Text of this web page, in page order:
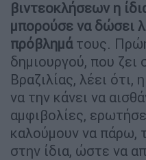
βιντεοκλήσεων η
μπορούσε να δώσει
πρόβλημάτους.
δημιουργού, που
Βραζιλίας, λέει ότι,
να την κάνει να
αμφιβολίες,
καλούμουν να πάρω,
στην ίδια, ώστε να